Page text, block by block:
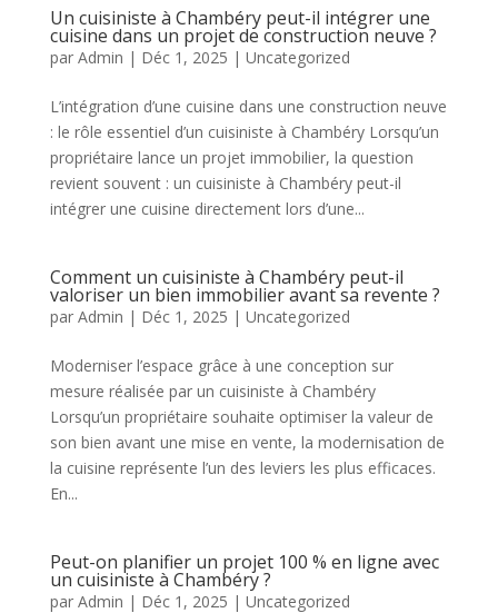
Un cuisiniste à Chambéry peut-il intégrer une
cuisine dans un projet de construction neuve ?
par Admin | Déc 1, 2025 | Uncategorized
L’intégration d’une cuisine dans une construction neuve
: le rôle essentiel d’un cuisiniste à Chambéry Lorsqu’un
propriétaire lance un projet immobilier, la question
revient souvent : un cuisiniste à Chambéry peut-il
intégrer une cuisine directement lors d’une...
Comment un cuisiniste à Chambéry peut-il
valoriser un bien immobilier avant sa revente ?
par Admin | Déc 1, 2025 | Uncategorized
Moderniser l’espace grâce à une conception sur
mesure réalisée par un cuisiniste à Chambéry
Lorsqu’un propriétaire souhaite optimiser la valeur de
son bien avant une mise en vente, la modernisation de
la cuisine représente l’un des leviers les plus efficaces.
En...
Peut-on planifier un projet 100 % en ligne avec
un cuisiniste à Chambéry ?
par Admin | Déc 1, 2025 | Uncategorized